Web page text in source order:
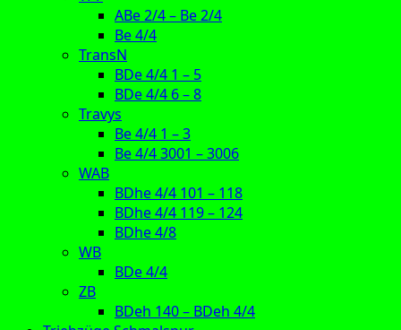
ABe 2/4 – Be 2/4
Be 4/4
TransN
BDe 4/4 1 – 5
BDe 4/4 6 – 8
Travys
Be 4/4 1 – 3
Be 4/4 3001 – 3006
WAB
BDhe 4/4 101 – 118
BDhe 4/4 119 – 124
BDhe 4/8
WB
BDe 4/4
ZB
BDeh 140 – BDeh 4/4